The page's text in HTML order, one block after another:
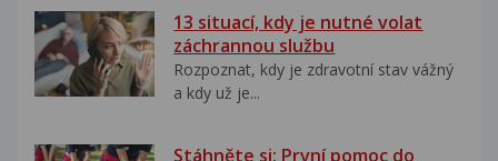
13 situací, kdy je nutné volat
záchrannou službu
Rozpoznat, kdy je zdravotní stav vážný
a kdy už je...
Stáhněte si: První pomoc do